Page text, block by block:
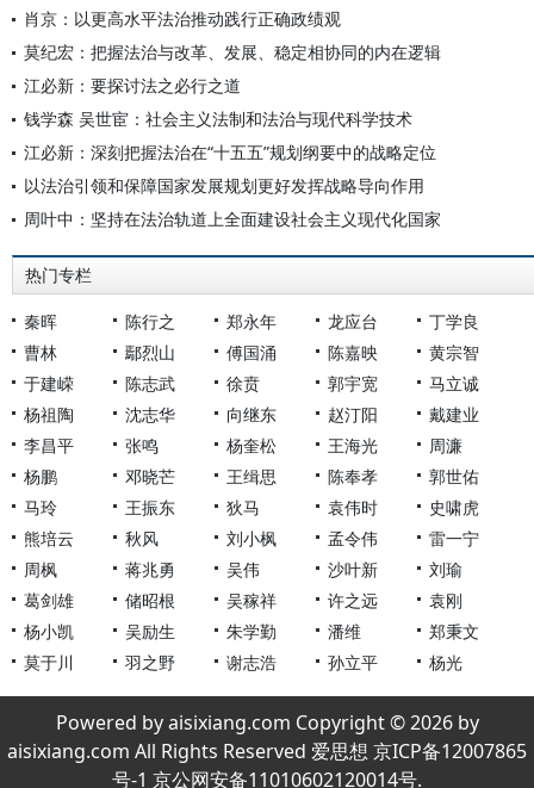
肖京：以更高水平法治推动践行正确政绩观
莫纪宏：把握法治与改革、发展、稳定相协同的内在逻辑
江必新：要探讨法之必行之道
钱学森 吴世宦：社会主义法制和法治与现代科学技术
江必新：深刻把握法治在“十五五”规划纲要中的战略定位
以法治引领和保障国家发展规划更好发挥战略导向作用
周叶中：坚持在法治轨道上全面建设社会主义现代化国家
热门专栏
秦晖 陈行之 郑永年 龙应台
丁学良
曹林
鄢烈山 傅国涌 陈嘉映
黄宗智
于建嵘
陈志武 徐贲 郭宇宽
马立诚
杨祖陶
沈志华 向继东 赵汀阳
戴建业
李昌平
张鸣 杨奎松 王海光
周濂
杨鹏
邓晓芒 王缉思 陈奉孝
郭世佑
马玲
王振东 狄马 袁伟时
史啸虎
熊培云
秋风 刘小枫 孟令伟
雷一宁
周枫
蒋兆勇 吴伟 沙叶新
刘瑜
葛剑雄
储昭根 吴稼祥 许之远
袁刚
杨小凯
吴励生 朱学勤 潘维
郑秉文
莫于川
羽之野 谢志浩 孙立平 杨光
Powered by aisixiang.com Copyright © 2026 by
aisixiang.com All Rights Reserved 爱思想 京ICP备12007865
号-1 京公网安备11010602120014号.